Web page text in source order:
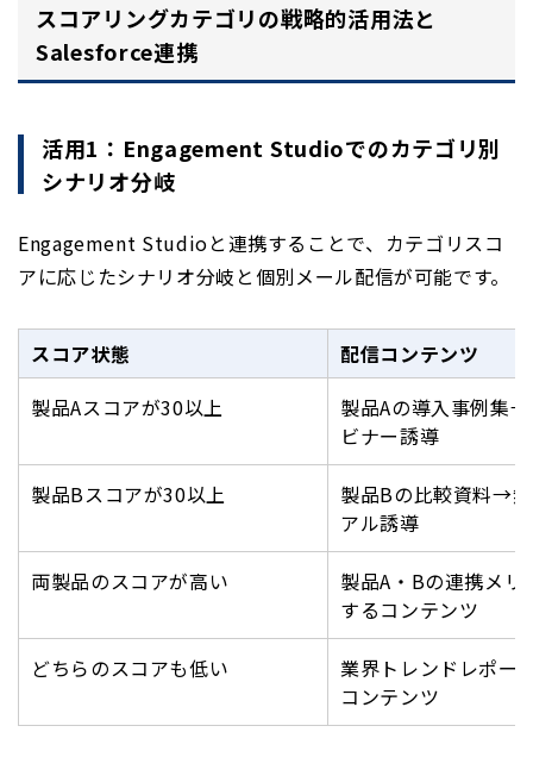
スコアリングカテゴリの戦略的活用法と
Salesforce連携
活用1：Engagement Studioでのカテゴリ別
シナリオ分岐
Engagement Studioと連携することで、カテゴリスコ
アに応じたシナリオ分岐と個別メール配信が可能です。
スコア状態
配信コンテンツ
製品Aスコアが30以上
製品Aの導入事例集
ビナー誘導
製品Bスコアが30以上
製品Bの比較資料→
アル誘導
両製品のスコアが高い
製品A・Bの連携メリ
するコンテンツ
どちらのスコアも低い
業界トレンドレポー
コンテンツ